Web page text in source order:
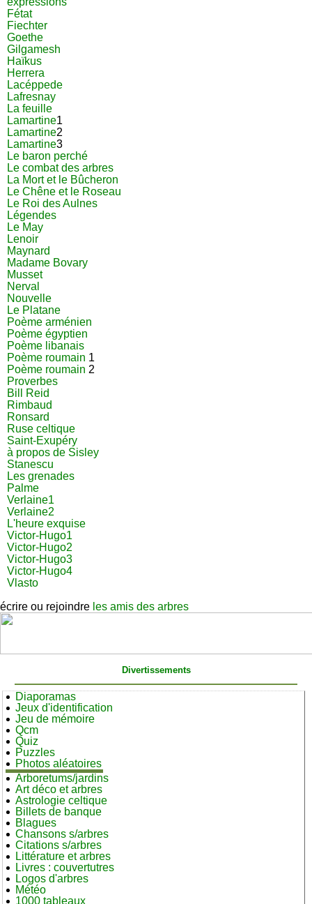
Fétat
Fiechter
Goethe
Gilgamesh
Haïkus
Herrera
Lacéppede
Lafresnay
La feuille
Lamartine1
Lamartine2
Lamartine3
Le baron perché
Le combat des arbres
La Mort et le Bûcheron
Le Chêne et le Roseau
Le Roi des Aulnes
Légendes
Le May
Lenoir
Maynard
Madame Bovary
Musset
Nerval
Nouvelle
Le Platane
Poème arménien
Poème égyptien
Poème libanais
Poème roumain 1
Poème roumain 2
Proverbes
Bill Reid
Rimbaud
Ronsard
Ruse celtique
Saint-Exupéry
à propos de Sisley
Stanescu
Les grenades
Palme
Verlaine1
Verlaine2
L'heure exquise
Victor-Hugo1
Victor-Hugo2
Victor-Hugo3
Victor-Hugo4
Vlasto
écrire ou rejoindre les amis des arbres
Divertissements
Diaporamas
Jeux d'identification
Jeu de mémoire
Qcm
Quiz
Puzzles
Photos aléatoires
Arboretums/jardins
Art déco et arbres
Astrologie celtique
Billets de banque
Blagues
Chansons s/arbres
Citations s/arbres
Littérature et arbres
Livres : couvertutres
Logos d'arbres
Météo
1000 tableaux